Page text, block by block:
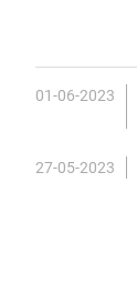
01-06-2023
27-05-2023